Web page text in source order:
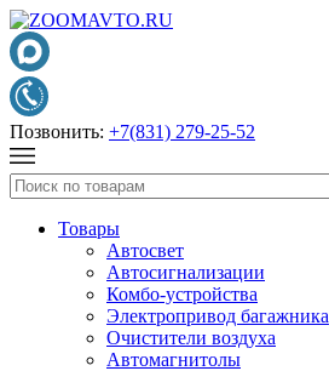
Позвонить: +7(831) 279-25-52
Товары
Автосвет
Автосигнализации
Комбо-устройства
Электропривод багажника
Очистители воздуха
Автомагнитолы